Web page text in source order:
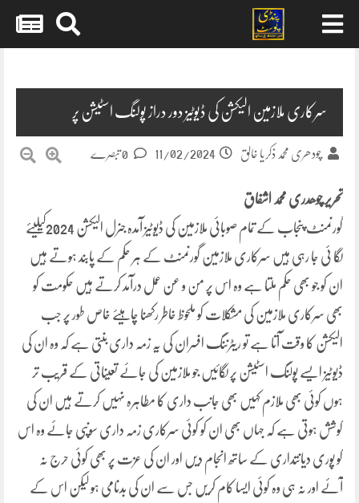
سرکاری ملازمین الیکشن کی ڈیوٹیز دور دراز پولنگ اسٹیشن پر
چودھری محمد ذکریا خالق 11/02/2024
تحریر چوھدری محمد اشفاق
گورنمنٹ پنجاب کے تمام صوبائی ملازمین کی ڈیوٹیز آمدہ جنرل الیکشن 2024کیلیئے
لگا ئی جا رہی ہیں سرکاری ملازمین گورنمنٹ کے ہر حکم کے پابند ہوتے ہیں
ان کو جو بھی حکم ملتا ہے وہ اس پر من و عن عمل درآمد کرتے ہیں حکومت کو
بھی سرکاری ملازمین کی مشکلات کو ملحوظ خاطر رکھنا چاہیئے خاص طور پر جب
الیکشن کا وقت آتا ہے تو ریٹرننگ افسران کی یہ زمہ داری بنتی ہے کہ وہ ان کی
ڈیوٹیز ایسے پولنگ اسٹیشن پر لگائیں جو ملازمین کی جائے تعیناتی کے قریب تر
ہوں کوئی بھی ملازم کہیں بھی جانب داری کا مطاہرہ نہیں کرتے ہیں ان کی
کوشش ہوتی ہے کہ جہاں بھی ان کو کوئی سرکاری زمہ داری سونپی جائے وہ اس
کو پوری دیانتداری کے ساتھ انجام دیں اور ان کی عزت پر بھی کوئی حرج نہ
آئے اور نہ ہی وہ کوئی ایسا کام کریں جس سے ان کی بدنامی ہو لیکن اس کے